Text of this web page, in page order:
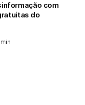
com
do